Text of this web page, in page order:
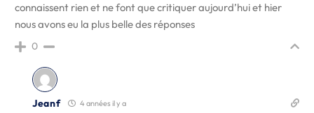
connaissent rien et ne font que critiquer aujourd’hui et hier
nous avons eu la plus belle des réponses
0
Jeanf 4 années il y a